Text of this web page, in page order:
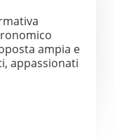
ampia e
appassionati